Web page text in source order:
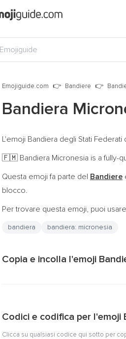
Emojiguide.com Bandiere
Bandiera
L'emoji Bandiera degli Stati
🇫🇲 Bandiera Micronesia is a fully-
Questa emoji fa parte del Bandiere
blocco.
Per trovare questa emoji, puoi
bandiera bandiera: micronesia
Copia e incolla l'emoji
Codici e codifica per l'emoji
Clicca su qualsiasi codice qui sotto per